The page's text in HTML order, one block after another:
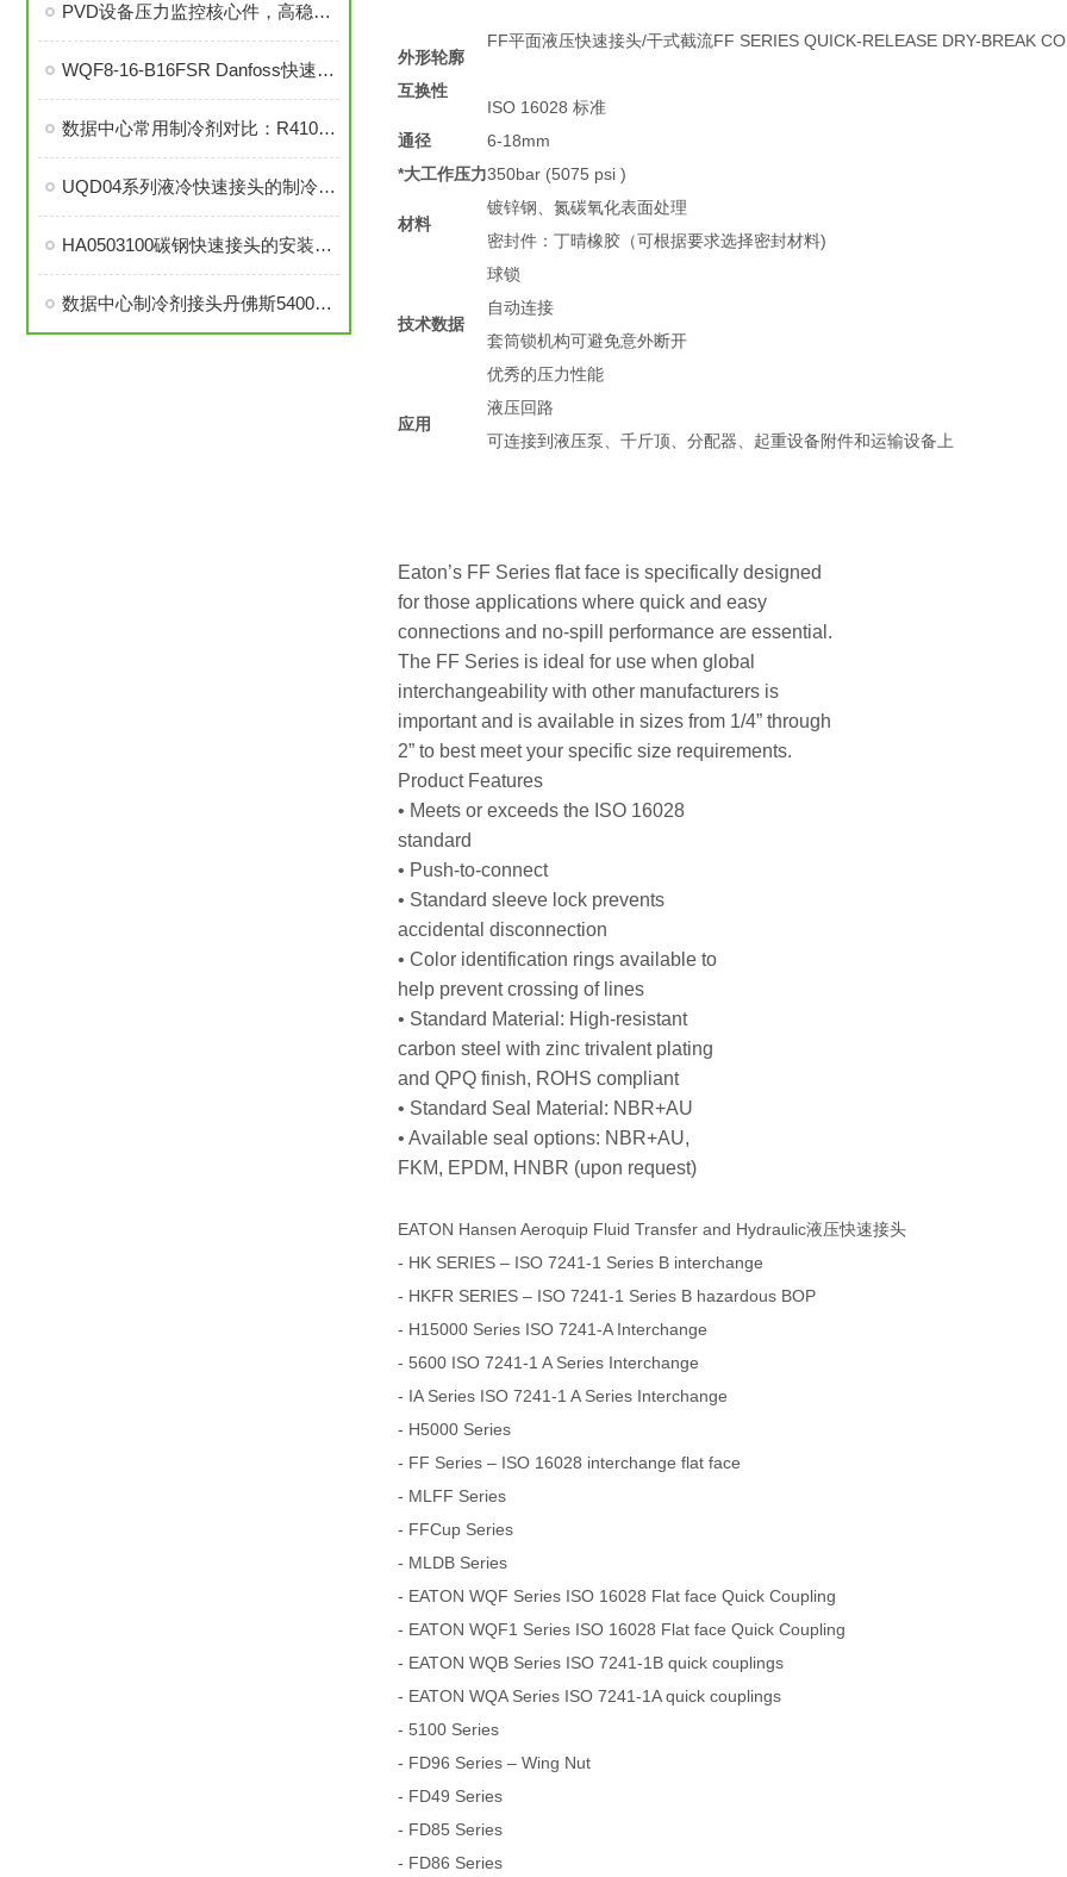
PVD设备压力监控核心件，高稳定性压力开关现货秒发
WQF8-16-B16FSR Danfoss快速接头是提升效率的工业连接解决方案
数据中心常用制冷剂对比：R410a VS R134a
UQD04系列液冷快速接头的制冷剂选择、冷却效率和可靠性分析
HA0503100碳钢快速接头的安装与维护指南
数据中心制冷剂接头丹佛斯5400系列接头
外形轮廓
互换性
FF平面液压快速接头/干式截流FF SERIES QUICK-RELEASE DRY-BREAK
ISO 16028 标准
通径
6-18mm
*大工作压力350bar (5075 psi )
材料
镀锌钢、氮碳氧化表面处理
密封件：丁晴橡胶（可根据要求选择密封材料)
技术数据
球锁
自动连接
套筒锁机构可避免意外断开
优秀的压力性能
应用
液压回路
可连接到液压泵、千斤顶、分配器、起重设备附件和运输设备上
Eaton’s FF Series flat face is specifically designed
for those applications where quick and easy
connections and no-spill performance are essential.
The FF Series is ideal for use when global
interchangeability with other manufacturers is
important and is available in sizes from 1/4” through
2” to best meet your specific size requirements.
Product Features
• Meets or exceeds the ISO 16028
standard
• Push-to-connect
• Standard sleeve lock prevents
accidental disconnection
• Color identification rings available to
help prevent crossing of lines
• Standard Material: High-resistant
carbon steel with zinc trivalent plating
and QPQ finish, ROHS compliant
• Standard Seal Material: NBR+AU
• Available seal options: NBR+AU,
FKM, EPDM, HNBR (upon request)
EATON Hansen Aeroquip Fluid Transfer and Hydraulic液压快速接头
- HK SERIES – ISO 7241-1 Series B interchange
- HKFR SERIES – ISO 7241-1 Series B hazardous BOP
- H15000 Series ISO 7241-A Interchange
- 5600 ISO 7241-1 A Series Interchange
- IA Series ISO 7241-1 A Series Interchange
- H5000 Series
- FF Series – ISO 16028 interchange flat face
- MLFF Series
- FFCup Series
- MLDB Series
- EATON WQF Series ISO 16028 Flat face Quick Coupling
- EATON WQF1 Series ISO 16028 Flat face Quick Coupling
- EATON WQB Series ISO 7241-1B quick couplings
- EATON WQA Series ISO 7241-1A quick couplings
- 5100 Series
- FD96 Series – Wing Nut
- FD49 Series
- FD85 Series
- FD86 Series